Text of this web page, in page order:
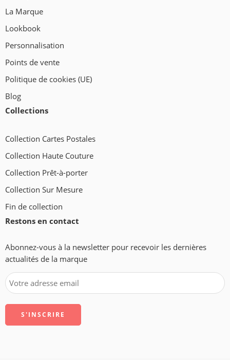
La Marque
Lookbook
Personnalisation
Points de vente
Politique de cookies (UE)
Blog
Collections
Collection Cartes Postales
Collection Haute Couture
Collection Prêt-à-porter
Collection Sur Mesure
Fin de collection
Restons en contact
Abonnez-vous à la newsletter pour recevoir les dernières
actualités de la marque